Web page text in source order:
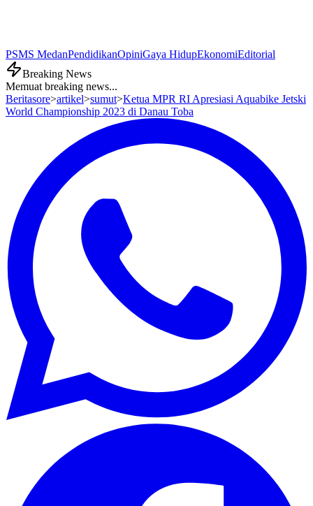
PSMS MedanPendidikanOpiniGaya HidupEkonomiEditorial
Breaking News
Memuat breaking news...
Beritasore>artikel>sumut>Ketua MPR RI Apresiasi Aquabike Jetski
World Championship 2023 di Danau Toba